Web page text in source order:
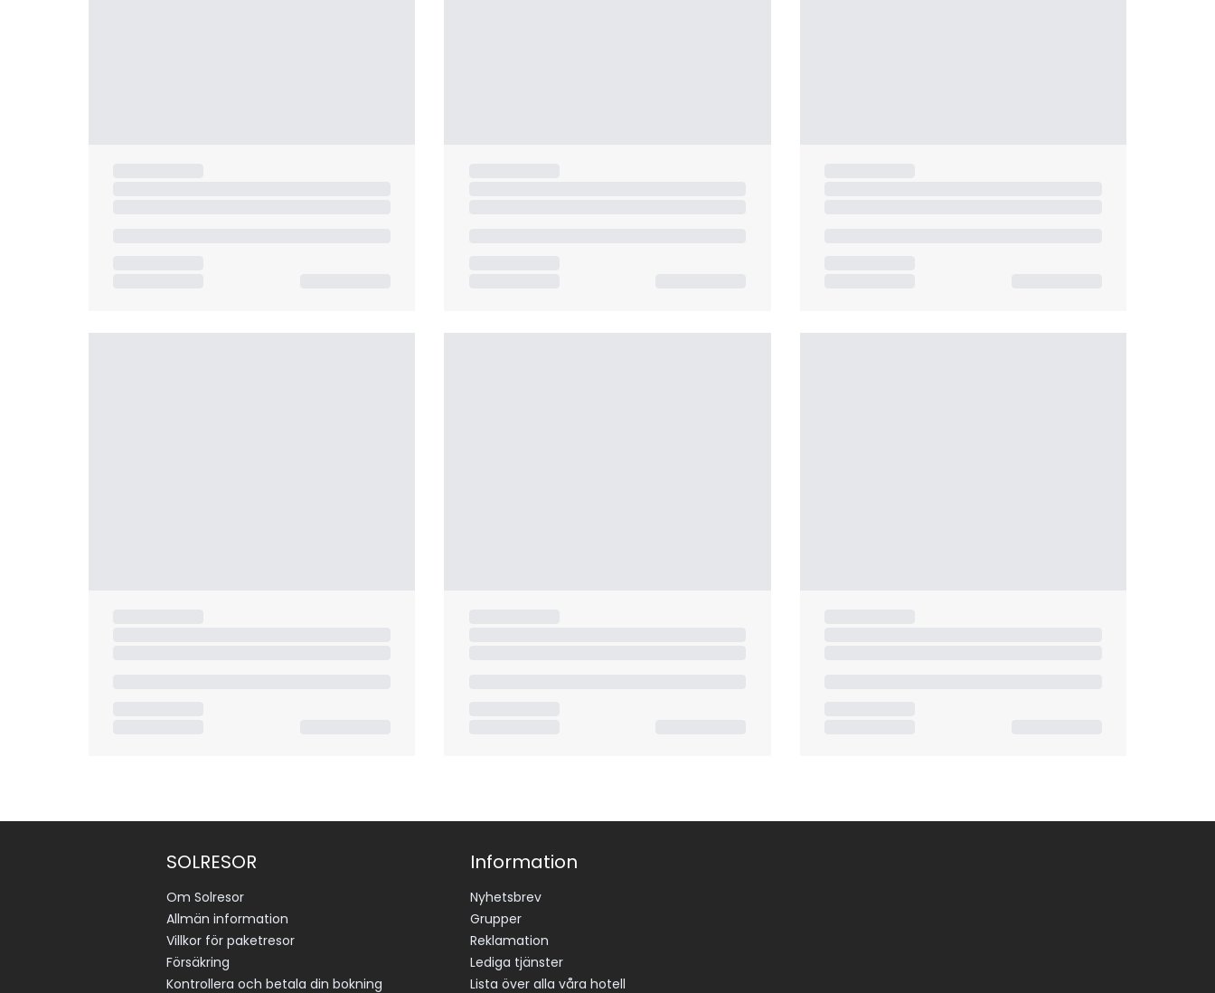
SOLRESOR
Om Solresor
Allmän information
Villkor för paketresor
Försäkring
Kontrollera och betala din bokning
Information
Nyhetsbrev
Grupper
Reklamation
Lediga tjänster
Lista över alla våra hotell